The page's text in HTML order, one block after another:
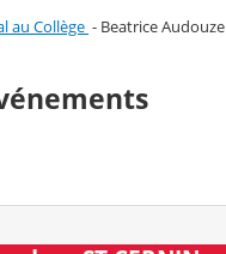
au Collège - Beatrice Audouze